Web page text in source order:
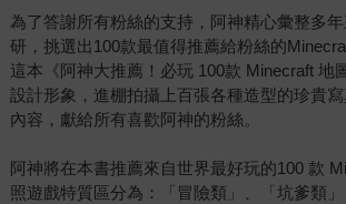
為了答謝所有粉絲的支持，阿神精心彙整多
研，挑選出100款最值得推薦給粉絲的
這本《阿神大推薦！必玩 100款 Minecraft 地
設計形象，進棚拍攝上百張各種造型的珍貴
內容，獻給所有喜歡阿神的粉絲。
阿神將在本書推薦來自世界最好玩的100 款
照遊戲特質區分為：「冒險類」、「坑爹類」